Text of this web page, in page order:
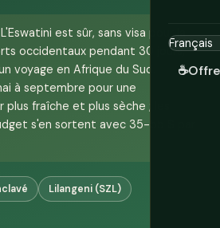
☕
L'Eswatini est sûr, sans visa pour la
occidentaux pendant 30 jours,
voyage en Afrique du Sud.
à septembre pour une
fraîche et plus sèche ; les
s'en sortent avec 35-55 $ par
Lilangeni (SZL)